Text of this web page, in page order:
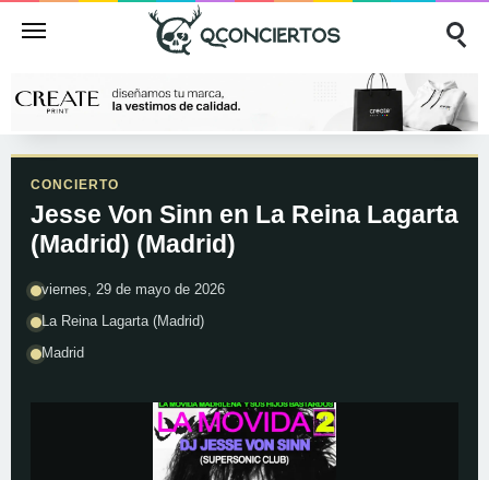
CONCIERTO
Jesse Von Sinn en La Reina Lagarta
(Madrid) (Madrid)
viernes, 29 de mayo de 2026
La Reina Lagarta (Madrid)
Madrid